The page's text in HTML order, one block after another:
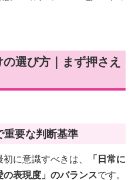
選び方｜まず押さえ
重要な判断基準
に意識すべきは、
「日常に
表現度」のバランスです。